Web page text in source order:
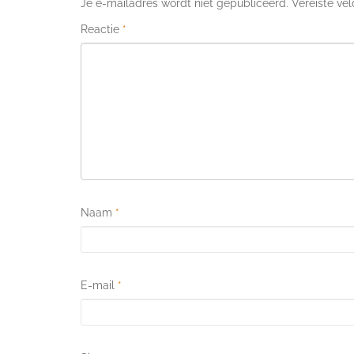
Je e-mailadres wordt niet gepubliceerd. Vereiste
Reactie *
Naam *
E-mail *